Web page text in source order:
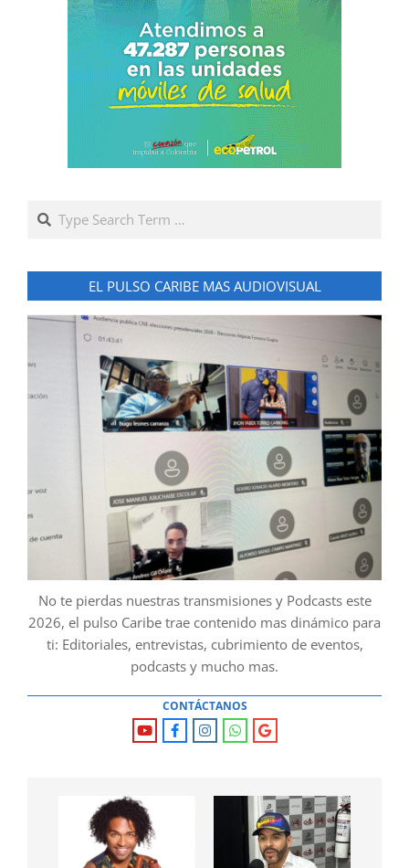
Search
EL PULSO CARIBE MAS AUDIOVISUAL
No te pierdas nuestras transmisiones y Podcasts este
2026, el pulso Caribe trae contenido mas dinámico para
ti: Editoriales, entrevistas, cubrimiento de eventos,
podcasts y mucho mas.
CONTÁCTANOS